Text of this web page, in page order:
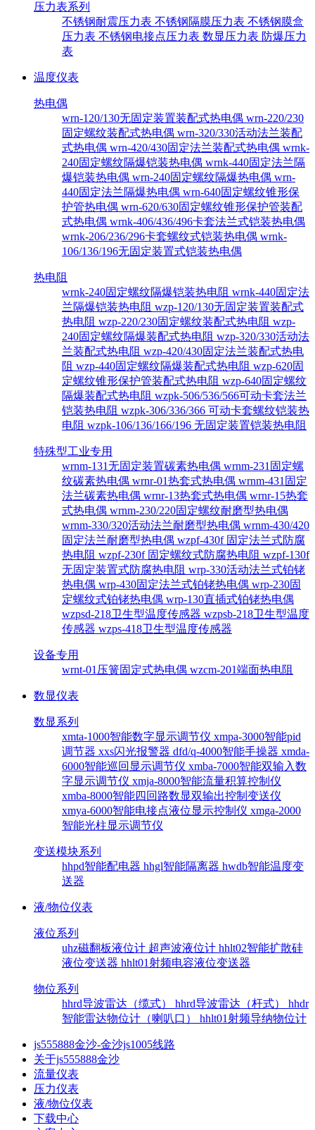
压力表系列
不锈钢耐震压力表 不锈钢隔膜压力表 不锈钢膜盒
压力表 不锈钢电接点压力表 数显压力表 防爆压力
表
温度仪表
热电偶
wrn-120/130无固定装置装配式热电偶 wrn-220/230
固定螺纹装配式热电偶 wrn-320/330活动法兰装配
式热电偶 wrn-420/430固定法兰装配式热电偶 wrnk-
240固定螺纹隔爆铠装热电偶 wrnk-440固定法兰隔
爆铠装热电偶 wrn-240固定螺纹隔爆热电偶 wrn-
440固定法兰隔爆热电偶 wrn-640固定螺纹锥形保
护管热电偶 wrn-620/630固定螺纹锥形保护管装配
式热电偶 wrnk-406/436/496卡套法兰式铠装热电偶
wrnk-206/236/296卡套螺纹式铠装热电偶 wrnk-
106/136/196无固定装置式铠装热电偶
热电阻
wrnk-240固定螺纹隔爆铠装热电阻 wrnk-440固定法
兰隔爆铠装热电阻 wzp-120/130无固定装置装配式
热电阻 wzp-220/230固定螺纹装配式热电阻 wzp-
240固定螺纹隔爆装配式热电阻 wzp-320/330活动法
兰装配式热电阻 wzp-420/430固定法兰装配式热电
阻 wzp-440固定螺纹隔爆装配式热电阻 wzp-620固
定螺纹锥形保护管装配式热电阻 wzp-640固定螺纹
隔爆装配式热电阻 wzpk-506/536/566可动卡套法兰
铠装热电阻 wzpk-306/336/366 可动卡套螺纹铠装热
电阻 wzpk-106/136/166/196 无固定装置铠装热电阻
特殊型工业专用
wrnm-131无固定装置碳素热电偶 wrnm-231固定螺
纹碳素热电偶 wrnr-01热套式热电偶 wrnm-431固定
法兰碳素热电偶 wrnr-13热套式热电偶 wrnr-15热套
式热电偶 wrnm-230/220固定螺纹耐磨型热电偶
wrnm-330/320活动法兰耐磨型热电偶 wrnm-430/420
固定法兰耐磨型热电偶 wzpf-430f 固定法兰式防腐
热电阻 wzpf-230f 固定螺纹式防腐热电阻 wzpf-130f
无固定装置式防腐热电阻 wrp-330活动法兰式铂铑
热电偶 wrp-430固定法兰式铂铑热电偶 wrp-230固
定螺纹式铂铑热电偶 wrp-130直插式铂铑热电偶
wzpsd-218卫生型温度传感器 wzpsb-218卫生型温度
传感器 wzps-418卫生型温度传感器
设备专用
wrnt-01压簧固定式热电偶 wzcm-201端面热电阻
数显仪表
数显系列
xmta-1000智能数字显示调节仪 xmpa-3000智能pid
调节器 xxs闪光报警器 dfd/q-4000智能手操器 xmda-
6000智能巡回显示调节仪 xmba-7000智能双输入数
字显示调节仪 xmja-8000智能流量积算控制仪
xmba-8000智能四回路数显双输出控制变送仪
xmya-6000智能电接点液位显示控制仪 xmga-2000
智能光柱显示调节仪
变送模块系列
hhpd智能配电器 hhgl智能隔离器 hwdb智能温度变
送器
液/物位仪表
液位系列
uhz磁翻板液位计 超声波液位计 hhlt02智能扩散硅
液位变送器 hhlt01射频电容液位变送器
物位系列
hhrd导波雷达（缆式） hhrd导波雷达（杆式） hhdr
智能雷达物位计（喇叭口） hhlt01射频导纳物位计
js555888金沙-金沙js1005线路
关于js555888金沙
流量仪表
压力仪表
液/物位仪表
下载中心